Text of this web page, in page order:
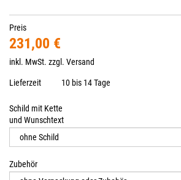
Preis
231,00 €
inkl. MwSt. zzgl. Versand
Lieferzeit 10 bis 14 Tage
Schild mit Kette
und Wunschtext
Zubehör